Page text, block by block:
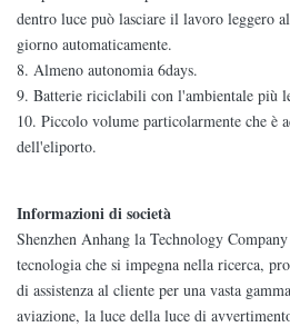
dentro luce può lasciare il lavoro leggero
giorno automaticamente.
8. Almeno autonomia 6days.
9. Batterie riciclabili con l'ambientale più
10. Piccolo volume particolarmente che è
dell'eliporto.
Informazioni di società
Shenzhen Anhang la Technology
tecnologia che si impegna nella ricerca,
di assistenza al cliente per una vasta
aviazione, la luce della luce di